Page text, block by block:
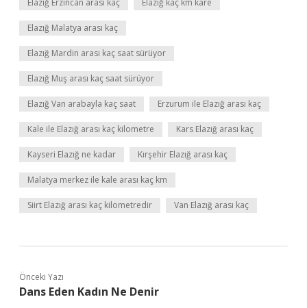
Elazığ Erzincan arası kaç Elazığ kaç km kare
Elazığ Malatya arası kaç
Elazığ Mardin arası kaç saat sürüyor
Elazığ Muş arası kaç saat sürüyor
Elazığ Van arabayla kaç saat Erzurum ile Elazığ arası kaç
Kale ile Elazığ arası kaç kilometre Kars Elazığ arası kaç
Kayseri Elazığ ne kadar Kırşehir Elazığ arası kaç
Malatya merkez ile kale arası kaç km
Siirt Elazığ arası kaç kilometredir Van Elazığ arası kaç
Önceki Yazı
Dans Eden Kadın Ne Denir